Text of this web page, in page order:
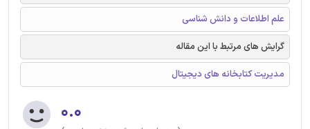
علم اطلاعات و دانش شناسی
گرایش های مرتبط با این مقاله
مدیریت کتابخانه های دیجیتال
۰.۰